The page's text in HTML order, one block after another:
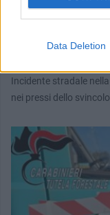
Data Deletion
Si ribalta
Incidente stradale
nei pressi dello